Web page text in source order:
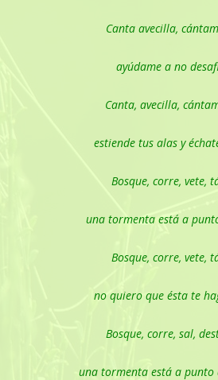
Canta avecilla,
ayúdame a no
Canta, avecilla,
estiende tus alas y
Bosque, corre, vete,
una tormenta está a
Bosque, corre, vete,
no quiero que ésta te
Bosque, corre, sal,
una tormenta está a punto